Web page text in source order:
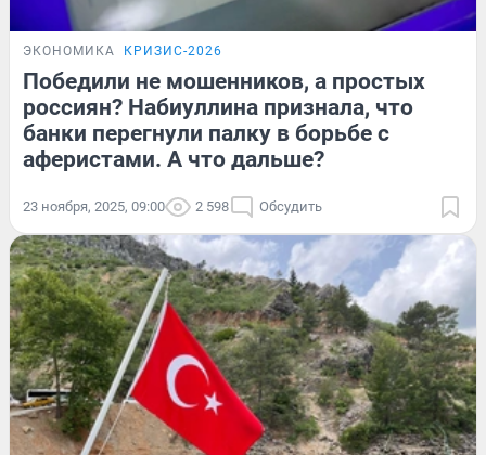
ЭКОНОМИКА КРИЗИС-2026
Победили не мошенников, а простых
россиян? Набиуллина признала, что
банки перегнули палку в борьбе с
аферистами. А что дальше?
23 ноября, 2025, 09:00 2 598 Обсудить